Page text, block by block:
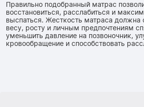
Правильно подобранный матрас
восстановиться, расслабиться и
выспаться. Жесткость матраса должна
весу, росту и личным предпочтениям
уменьшить давление на позвоночник,
кровообращение и способствовать